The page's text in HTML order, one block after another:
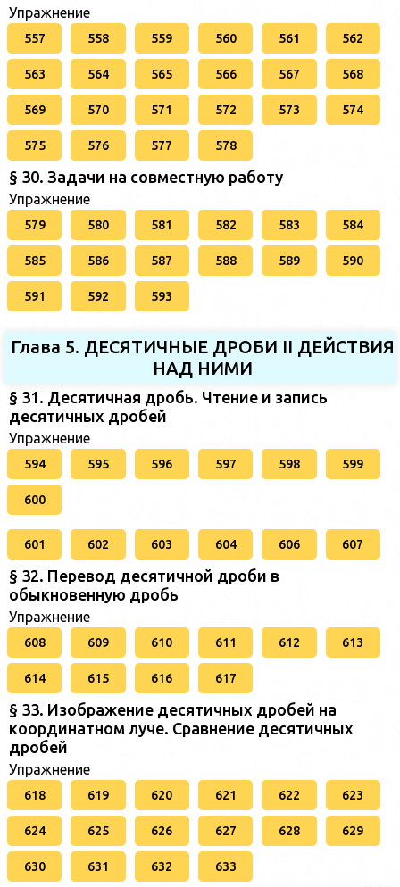
Упражнение
557 558 559 560 561 562
563 564 565 566 567 568
569 570 571 572 573 574
575 576 577 578
§ 30. Задачи на совместную работу
Упражнение
579 580 581 582 583 584
585 586 587 588 589 590
591 592 593
Глава 5. ДЕСЯТИЧНЫЕ ДРОБИ II ДЕЙСТВИЯ
НАД НИМИ
§ 31. Десятичная дробь. Чтение и запись
десятичных дробей
Упражнение
594 595 596 597 598 599
600
601 602 603 604 606 607
§ 32. Перевод десятичной дроби в
обыкновенную дробь
Упражнение
608 609 610 611 612 613
614 615 616 617
§ 33. Изображение десятичных дробей на
координатном луче. Сравнение десятичных
дробей
Упражнение
618 619 620 621 622 623
624 625 626 627 628 629
630 631 632 633